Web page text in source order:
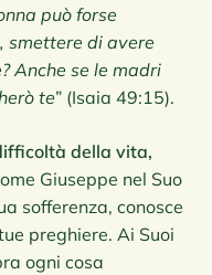
può forse
smettere di avere
Anche se le madri
te” (Isaia 49:15).
della vita,
Giuseppe nel Suo
sofferenza, conosce
preghiere. Ai Suoi
ogni cosa